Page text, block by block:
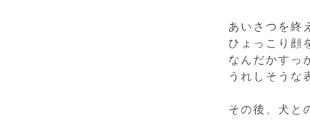
あいさつを終
ひょっこり顔
なんだかすっ
うれしそうな
その後、犬と